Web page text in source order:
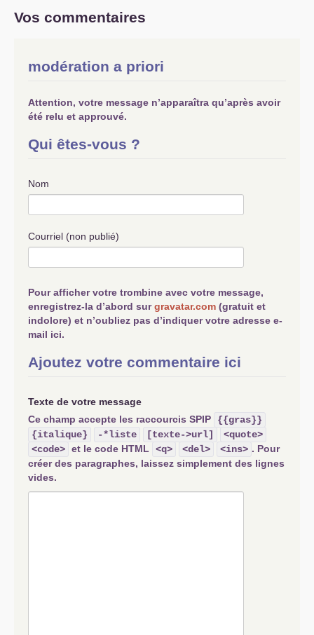
Vos commentaires
modération a priori
Attention, votre message n’apparaîtra qu’après avoir
été relu et approuvé.
Qui êtes-vous ?
Nom
Courriel (non publié)
Pour afficher votre trombine avec votre message,
enregistrez-la d’abord surgravatar.com (gratuit et
indolore) et n’oubliez pas d’indiquer votre adresse e-
mail ici.
Ajoutez votre commentaire ici
Texte de votre message
Ce champ accepte les raccourcis SPIP
{{gras}}
{italique}
-*liste [texte->url]
<quote>
<code> et le code HTML <q> <del> <ins> . Pour
créer des paragraphes, laissez simplement des lignes
vides.